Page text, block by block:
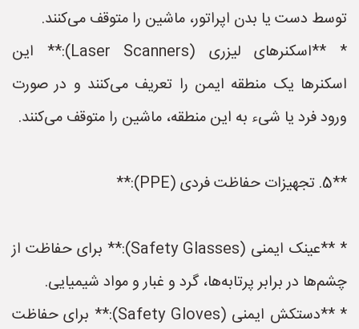
توسط دست یا بدن اپراتور، ماشین را متوقف می‌کنند.
* **اسکنرهای لیزری (Laser Scanners):** این
اسکنرها یک منطقه ایمن را تعریف می‌کنند و در صورت
ورود فرد یا شیء به این منطقه، ماشین را متوقف می‌کنند.
**5. تجهیزات حفاظت فردی (PPE):**
* **عینک ایمنی (Safety Glasses):** برای حفاظت از
چشم‌ها در برابر پرتابه‌ها، گرد و غبار و مواد شیمیایی.
* **دستکش ایمنی (Safety Gloves):** برای حفاظت